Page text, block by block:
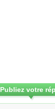
Publiez votre